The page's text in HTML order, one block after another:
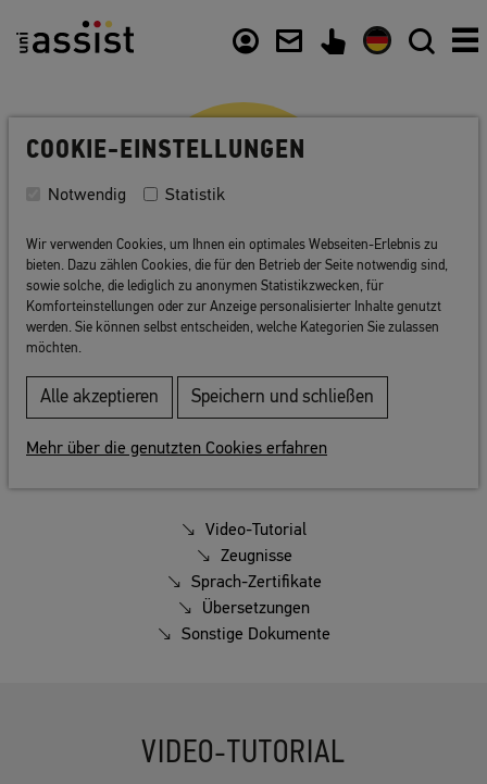
Welche Dokumente muss ich hochladen? Was
Video-Tutorial
Zeugnisse
Sprach-Zertifikate
Übersetzungen
Sonstige Dokumente
VIDEO-TUTORIAL
COOKIE-EINSTELLUNGEN
Notwendig Statistik
Wir verwenden Cookies, um Ihnen ein optimales Webseiten-Erlebnis zu
bieten. Dazu zählen Cookies, die für den Betrieb der Seite notwendig sind,
sowie solche, die lediglich zu anonymen Statistikzwecken, für
Komforteinstellungen oder zur Anzeige personalisierter Inhalte genutzt
werden. Sie können selbst entscheiden, welche Kategorien Sie zulassen
möchten.
Alle akzeptieren Speichern und schließen
Mehr über die genutzten Cookies erfahren